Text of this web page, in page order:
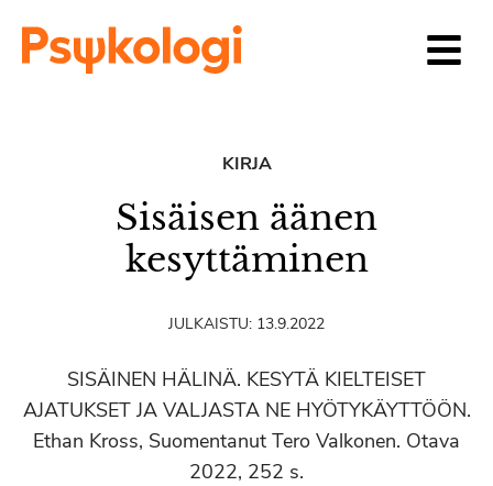
KIRJA
Sisäisen äänen
kesyttäminen
JULKAISTU: 13.9.2022
SISÄINEN HÄLINÄ. KESYTÄ KIELTEISET
AJATUKSET JA VALJASTA NE HYÖTYKÄYTTÖÖN.
Ethan Kross, Suomentanut Tero Valkonen. Otava
2022, 252 s.